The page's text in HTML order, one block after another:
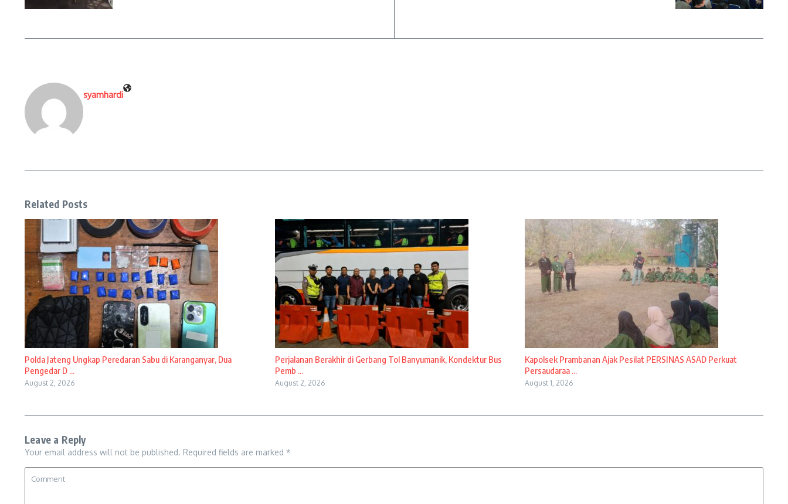
syamhardi
Related Posts
Polda Jateng Ungkap Peredaran Sabu di Karanganyar, Dua
Pengedar D ...
August 2, 2026
Perjalanan Berakhir di Gerbang Tol Banyumanik, Kondektur Bus
Pemb ...
August 2, 2026
Kapolsek Prambanan Ajak Pesilat PERSINAS ASAD Perkuat
Persaudaraa ...
August 1, 2026
Leave a Reply
Your email address will not be published. Required fields are marked *